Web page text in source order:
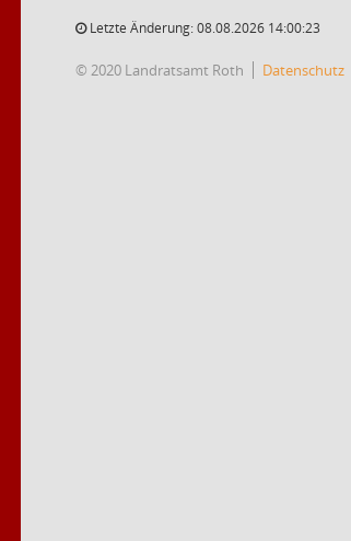
Letzte Änderung: 08.08.2026 14:00:23
© 2020 Landratsamt Roth Datenschutz